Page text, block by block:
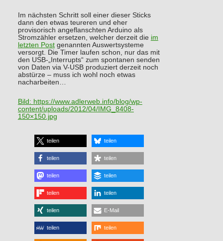
Im nächsten Schritt soll einer dieser Sticks
dann den etwas teureren und eher
provisorisch angeflanschten Arduino als
Stromzähler ersetzen, welcher derzeit die im
letzten Postgenannten Auswertsysteme
versorgt. Die Timer laufen schon, nur das mit
den USB-„Interrupts“ zum spontanen senden
von Daten via V-USB produziert derzeit noch
abstürze – muss ich wohl noch etwas
nacharbeiten…
Bild: https://www.adlerweb.info/blog/wp-
content/uploads/2012/04/IMG_8408-
150×150.jpg
teilen teilen
teilen teilen
teilen teilen
teilen teilen
teilen E-Mail
teilen teilen